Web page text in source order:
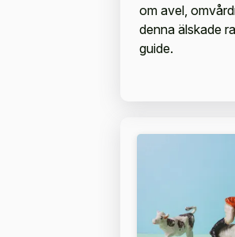
om avel,
denna älskade
guide.